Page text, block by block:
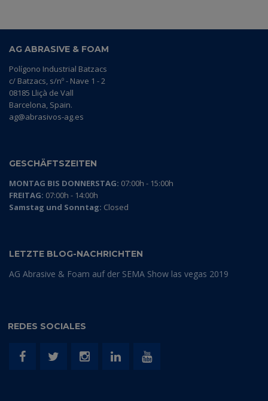
AG ABRASIVE & FOAM
Polígono Industrial Batzacs
c/ Batzacs, s/nº - Nave 1 - 2
08185 Lliçà de Vall
Barcelona, Spain.
ag@abrasivos-ag.es
GESCHÄFTSZEITEN
MONTAG BIS DONNERSTAG: 07:00h - 15:00h
FREITAG: 07:00h - 14:00h
Samstag und Sonntag: Closed
LETZTE BLOG-NACHRICHTEN
AG Abrasive & Foam auf der SEMA Show las vegas 2019
REDES SOCIALES